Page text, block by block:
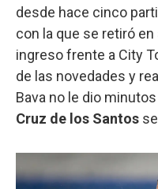
desde hace cinco
con la que se retiró en
ingreso frente a City
de las novedades y
Bava no le dio
Cruz de los Santos